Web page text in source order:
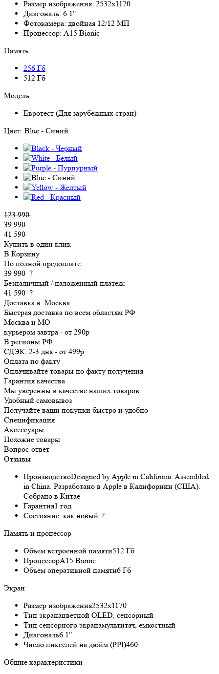
Размер изображения: 2532x1170
Диагональ: 6.1"
Фотокамера: двойная 12/12 МП
Процессор: A15 Bionic
Память
256 Гб
512 Гб
Модель
Евротест (Для зарубежных стран)
Цвет: Blue - Синий
123 990
39 990
41 590
Купить в один клик
В Корзину
По полной предоплате:
39 990 ?
Безналичный / наложенный платеж:
41 590 ?
Доставка в: Москва
Быстрая доставка по всем областям РФ
Москва и МО
курьером завтра - от 290р
В регионы РФ
СДЭК, 2-3 дня - от 499р
Оплата по факту
Оплачивайте товары по факту получения
Гарантия качества
Мы уверенны в качестве наших товаров
Удобный самовывоз
Получайте ваши покупки быстро и удобно
Спецификация
Аксессуары
Похожие товары
Вопрос-ответ
Отзывы
ПроизводствоDesigned by Apple in California. Assembled
in China. Разработано в Apple в Калифорнии (США).
Собрано в Китае
Гарантия1 год
Состояние: как новый ?
Память и процессор
Объем встроенной памяти512 Гб
ПроцессорA15 Bionic
Объем оперативной памяти6 Гб
Экран
Размер изображения2532x1170
Тип экранацветной OLED, сенсорный
Тип сенсорного экранамультитач, емкостный
Диагональ6.1"
Число пикселей на дюйм (PPI)460
Общие характеристики